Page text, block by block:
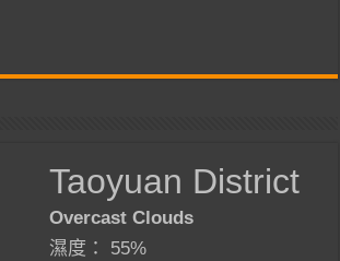
Taoyuan District
Overcast Clouds
濕度： 55%